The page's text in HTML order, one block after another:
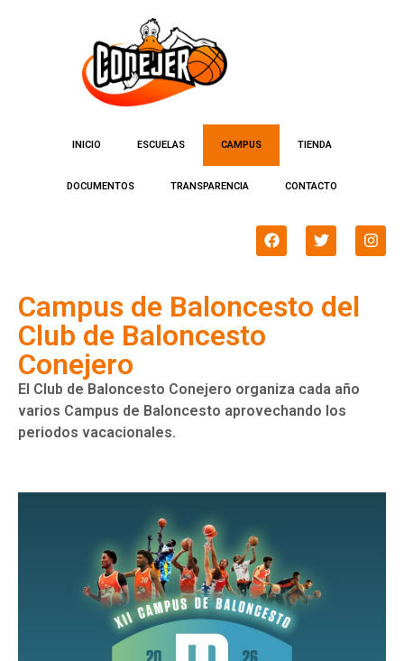
INICIO ESCUELAS CAMPUS TIENDA
DOCUMENTOS TRANSPARENCIA CONTACTO
Campus de Baloncesto del
Club de Baloncesto
Conejero
El Club de Baloncesto Conejero organiza cada año
varios Campus de Baloncesto aprovechando los
periodos vacacionales.